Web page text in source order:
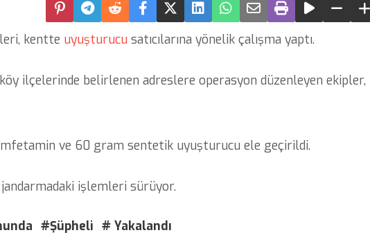
kentte uyuşturucu satıcılarına yönelik çalışma yaptı.
ilçelerinde belirlenen adreslere operasyon düzenleyen ekipler,
ve 60 gram sentetik uyuşturucu ele geçirildi.
işlemleri sürüyor.
#Şüpheli # Yakalandı